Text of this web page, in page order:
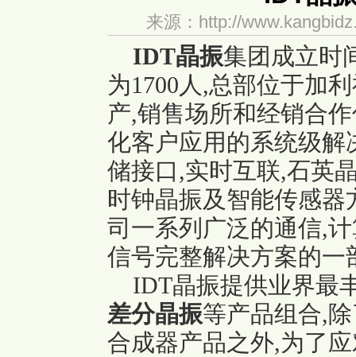
来源：http://
IDT晶振集团成立时
为1700人,总部位于加
产,销售场所和经销合
化客户应用的系统级解
储接口,实时互联,石英
时钟晶振及智能传感
司一系列广泛的通信,
信号完整解决方案的一
IDT晶振提供业界最
差分晶振等产品组合,
合成器产品之外,为了